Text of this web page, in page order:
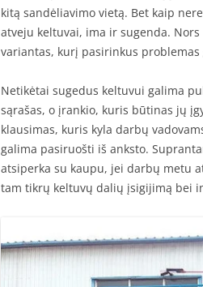
kitą sandėliavimo vietą. Bet kaip
atveju keltuvai, ima ir sugenda.
variantas, kurį pasirinkus
Netikėtai sugedus keltuvui galima
sąrašas, o įrankio, kuris būtinas jų
klausimas, kuris kyla darbų
galima pasiruošti iš anksto.
atsiperka su kaupu, jei darbų metu
tam tikrų keltuvų dalių įsigijimą bei